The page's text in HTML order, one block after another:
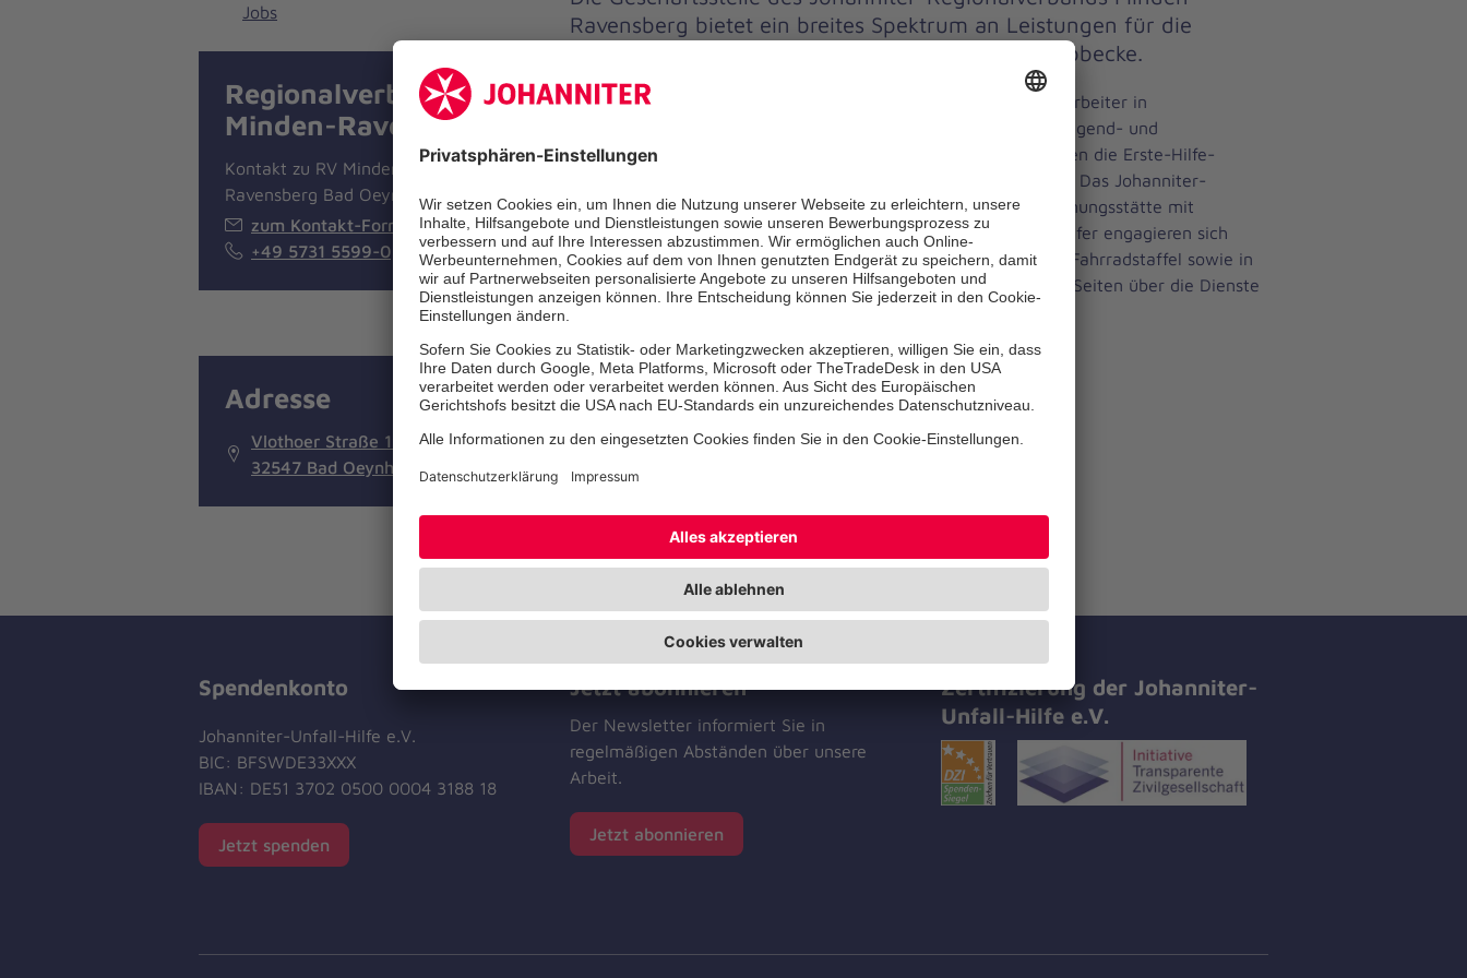
Ravensberg bietet ein breites Spektrum an Leistungen für die
Menschen in den Kreisen Herford und Minden-Lübbecke.
Wir beschäftigen 246 hauptamtliche Mitarbeiterinnen und Mitarbeiter in
Kindertageseinrichtungen, offenen Ganztag und der Kinder-, Jugend- und
Familienberatung. Zu den weiteren Beschäftigungsfeldern zählen die Erste-Hilfe-
Ausbildung, die ambulante Pflege, Tagespflege und Hausnotruf. Das Johanniter-
Mehrgenerationenhaus (MGH) Bad Oeynhausen ist eine Begegnungsstätte mit
Angeboten für alle Altersklassen. Über 300 Helferinnen und Helfer engagieren sich
ehrenamtlich im MGH, Bevölkerungsschutz, der Motorrad- und Fahrradstaffel sowie in
der Jugendgruppe. Wir laden Sie herzlich ein, sich auf unseren Seiten über die Dienste
der Johanniter zu informieren.
Jobs
Regionalverband
Minden-Ravensberg
Kontakt zu RV Minden-
Ravensberg Bad Oeynhausen
zum Kontakt-Formular
+49 5731 5599-0
Adresse
Vlothoer Straße 193
32547 Bad Oeynhausen
Spendenkonto
Johanniter-Unfall-Hilfe e.V.
BIC: BFSWDE33XXX
IBAN: DE51 3702 0500 0004 3188 18
Jetzt spenden
Jetzt abonnieren
Der Newsletter informiert Sie in
regelmäßigen Abständen über unsere
Arbeit.
Jetzt abonnieren
Zertifizierung der Johanniter-
Unfall-Hilfe e.V.